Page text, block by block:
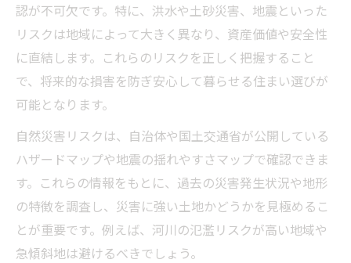
認が不可欠です。特に、洪水や土砂災害、地震といった
リスクは地域によって大きく異なり、資産価値や安全性
に直結します。これらのリスクを正しく把握すること
で、将来的な損害を防ぎ安心して暮らせる住まい選びが
可能となります。
自然災害リスクは、自治体や国土交通省が公開している
ハザードマップや地震の揺れやすさマップで確認できま
す。これらの情報をもとに、過去の災害発生状況や地形
の特徴を調査し、災害に強い土地かどうかを見極めるこ
とが重要です。例えば、河川の氾濫リスクが高い地域や
急傾斜地は避けるべきでしょう。